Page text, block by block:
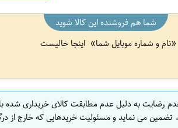
شما هم فروشنده این کالا شوید
نام و شماره موبایل شما اینجا خالیست
رضایت به دلیل عدم مطابقت کالای خریداری
می نماید و مسئولیت خریدهایی که خارج از